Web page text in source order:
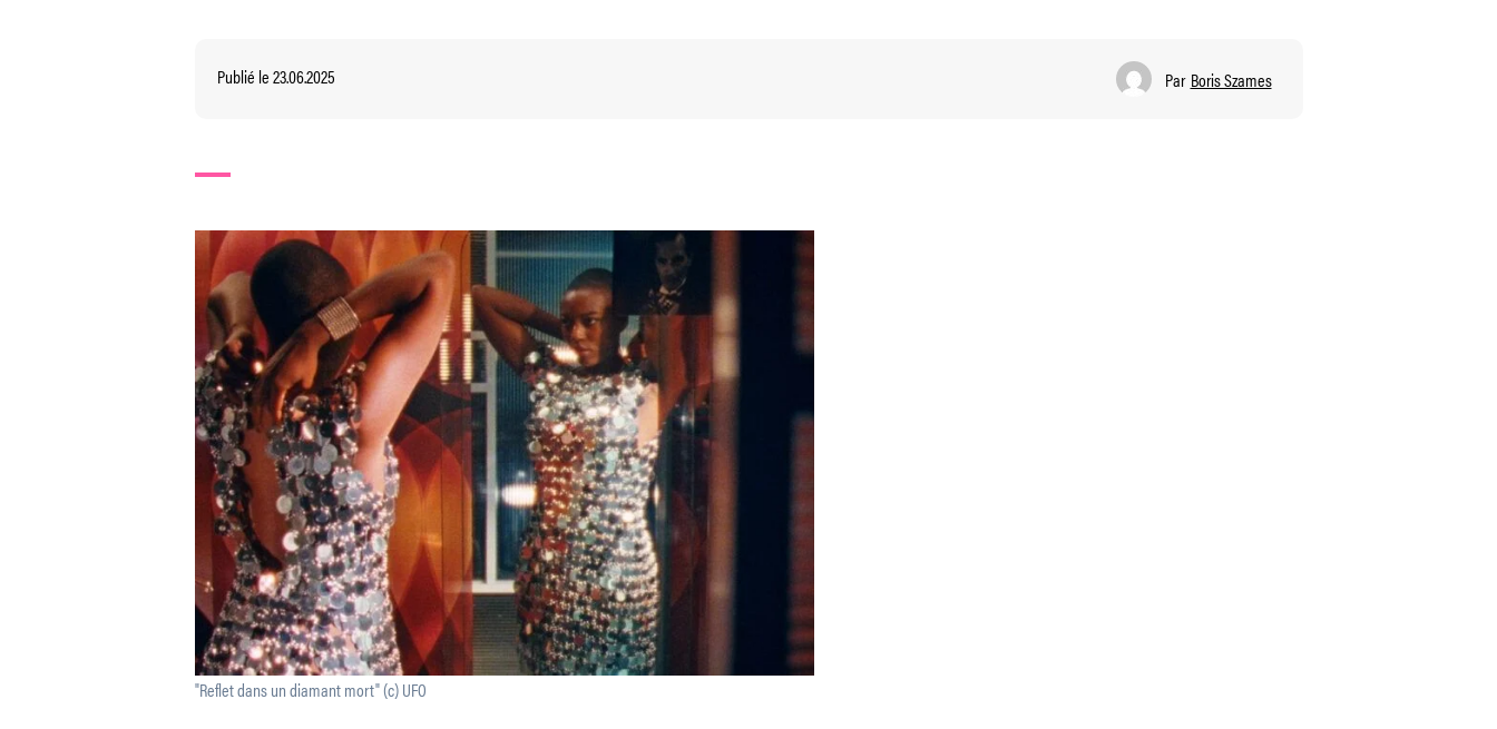
Publié le 23.06.2025 Par Boris Szames
"Reflet dans un diamant mort" (c) UFO